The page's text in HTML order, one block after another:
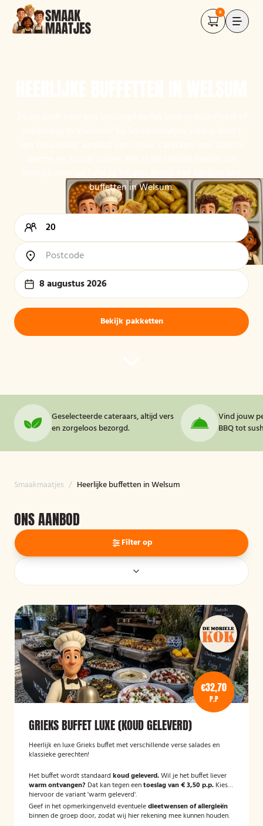
0
buffetten in Welsum.
8 augustus 2026
Bekijk pakketten
Geselecteerde cateraars, altijd vers
en zorgeloos bezorgd.
Vind jouw
BBQ tot
Smaakmaatjes / Heerlijke buffetten in Welsum
ONS AANBOD
Filter op
€32,70
P.P
GRIEKS BUFFET LUXE (KOUD GELEVERD)
Heerlijk en luxe Grieks buffet met verschillende verse salades en
klassieke gerechten!
Het buffet wordt standaard koud geleverd.Wil je het buffet liever
warm ontvangen? Dat kan tegen eentoeslag van € 3,50 p.p. Kies
hiervoor de variant 'warm geleverd'.
Geef in het opmerkingenveld eventueledieetwensen of allergieën
binnen de groep door, zodat wij hier rekening mee kunnen houden.